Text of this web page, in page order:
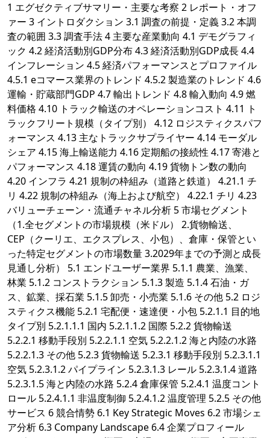
1 エグゼクティブサマリー・主要な考察 2 レポート・オフ
ァー 3 イントロダクション 3.1 調査の前提・定義 3.2 本調
査の範囲 3.3 調査手法 4 主要な産業動向 4.1 デモグラフィ
ック 4.2 経済活動別GDP分布 4.3 経済活動別GDP成長 4.4
インフレーション 4.5 経済パフォーマンスとプロファイル
4.5.1 eコマース業界のトレンド 4.5.2 製造業のトレンド 4.6
運輸・貯蔵部門GDP 4.7 輸出トレンド 4.8 輸入動向 4.9 燃
料価格 4.10 トラック輸送のオペレーションコスト 4.11 ト
ラックフリート規模（タイプ別） 4.12 ロジスティクスパフ
ォーマンス 4.13 主なトラックサプライヤー 4.14 モーダル
シェア 4.15 海上輸送能力 4.16 定期船の接続性 4.17 寄港と
パフォーマンス 4.18 運賃の動向 4.19 貨物トン数の動向
4.20 インフラ 4.21 規制の枠組み（道路と鉄道） 4.21.1 チ
リ 4.22 規制の枠組み（海上および航空） 4.22.1 チリ 4.23
バリューチェーン・流通チャネル分析 5 市場セグメント
（1.全セグメントの市場規模（米ドル） 2.貨物輸送、
CEP（クーリエ、エクスプレス、小包）、倉庫・保管とい
った特定セグメントの市場数量 3.2029年までの予測と成長
見通し分析） 5.1 エンドユーザー業界 5.1.1 農業、漁業、
林業 5.1.2 コンストラクション 5.1.3 製造 5.1.4 石油・ガ
ス、鉱業、採石業 5.1.5 卸売・小売業 5.1.6 その他 5.2 ロジ
スティクス機能 5.2.1 宅配便・速達便・小包 5.2.1.1 目的地
タイプ別 5.2.1.1.1 国内 5.2.1.1.2 国際 5.2.2 貨物輸送
5.2.2.1 移動手段別 5.2.2.1.1 空気 5.2.2.1.2 海と内陸の水路
5.2.2.1.3 その他 5.2.3 貨物輸送 5.2.3.1 移動手段別 5.2.3.1.1
空気 5.2.3.1.2 パイプライン 5.2.3.1.3 レール 5.2.3.1.4 道路
5.2.3.1.5 海と内陸の水路 5.2.4 倉庫保管 5.2.4.1 温度コント
ロール 5.2.4.1.1 非温度制御 5.2.4.1.2 温度管理 5.2.5 その他
サービス 6 競合情勢 6.1 Key Strategic Moves 6.2 市場シェ
ア分析 6.3 Company Landscape 6.4 企業プロフィール